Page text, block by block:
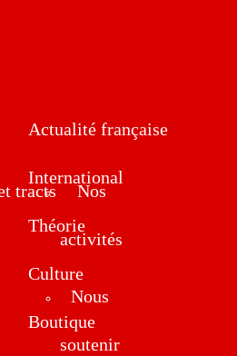
tracts Nos
activités
Nous
soutenir
Actualité française
International
Théorie
Culture
Boutique